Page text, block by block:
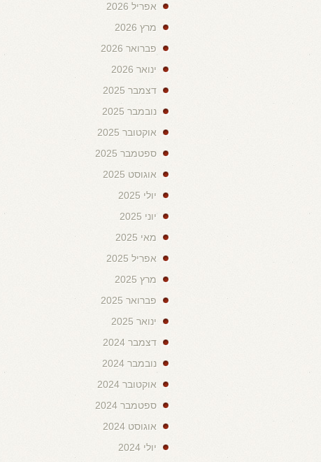
אפריל 2026
מרץ 2026
פברואר 2026
ינואר 2026
דצמבר 2025
נובמבר 2025
אוקטובר 2025
ספטמבר 2025
אוגוסט 2025
יולי 2025
יוני 2025
מאי 2025
אפריל 2025
מרץ 2025
פברואר 2025
ינואר 2025
דצמבר 2024
נובמבר 2024
אוקטובר 2024
ספטמבר 2024
אוגוסט 2024
יולי 2024